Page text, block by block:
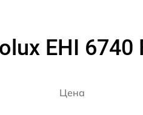
EHI 6740
Цена